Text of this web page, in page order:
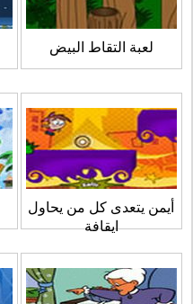
لعبة التقاط البيض
أيمن يتعدى كل من يحاول
ايقافة